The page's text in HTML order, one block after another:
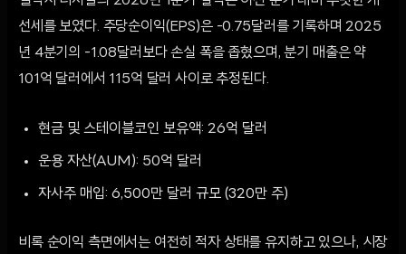
선세를 보였다. 주당순이익(EPS)은 -0.75달러를 기록하며 2025
년 4분기의 -1.08달러보다 손실 폭을 좁혔으며, 분기 매출은 약
101억 달러에서 115억 달러 사이로 추정된다.
현금 및 스테이블코인 보유액: 26억 달러
운용 자산(AUM): 50억 달러
자사주 매입: 6,500만 달러 규모 (320만 주)
비록 순이익 측면에서는 여전히 적자 상태를 유지하고 있으나, 시장